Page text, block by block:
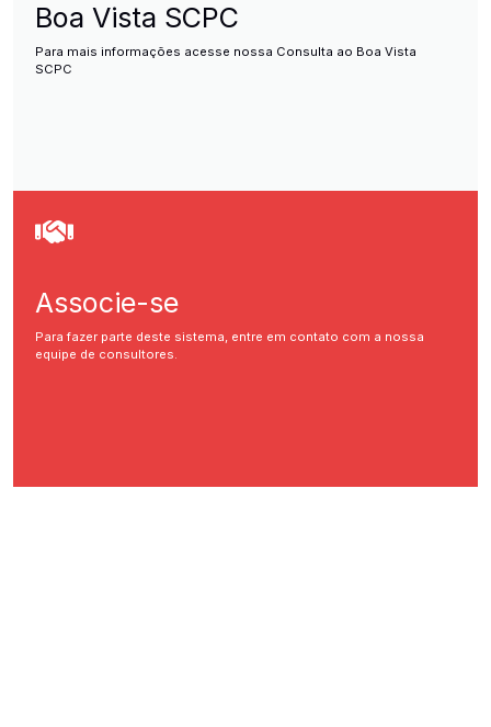
Boa Vista SCPC
Para mais informações acesse nossa Consulta ao Boa Vista
SCPC
Associe-se
Para fazer parte deste sistema, entre em contato com a nossa
equipe de consultores.